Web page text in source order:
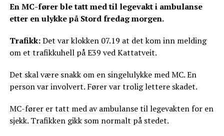
En MC-fører ble tatt med til legevakt i ambulanse
etter en ulykke på Stord fredag morgen.
Trafikk:Det var klokken 07.19 at det kom inn melding
om et trafikkuhell på E39 ved Kattatveit.
Det skal være snakk om en singelulykke med MC. En
person var involvert. Fører var trolig lettere skadet.
MC-fører er tatt med av ambulanse til legevakten for en
sjekk. Trafikken gikk som normalt på stedet.